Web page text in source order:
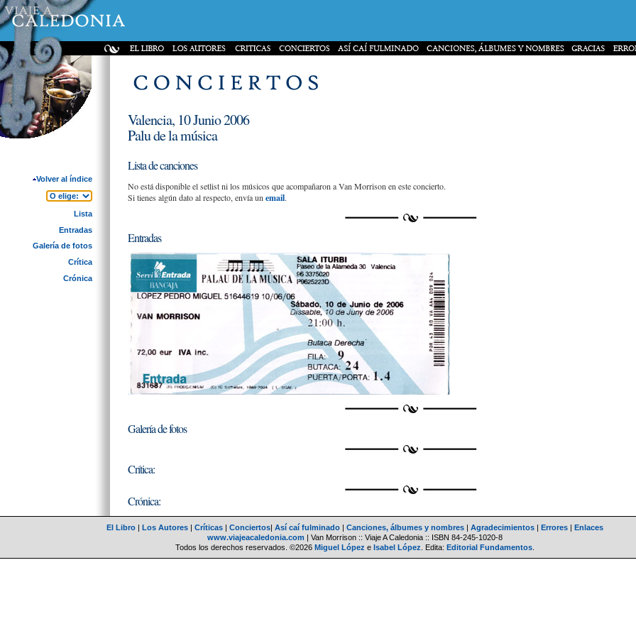
Volver al índice
Lista
Entradas
Galería de fotos
Crítica
Crónica
Valencia, 10 Junio 2006
Palu de la música
Lista de canciones
No está disponible el setlist ni los músicos que acompañaron a Van Morrison en este concierto.
Si tienes algún dato al respecto, envía un email.
Entradas
Galería de fotos
Crítica:
Crónica:
El Libro | Los Autores | Críticas | Conciertos| Así caí fulminado | Canciones, álbumes y nombres | Agradecimientos | Errores | Enlaces
www.viajeacaledonia.com | Van Morrison :: Viaje A Caledonia :: ISBN 84-245-1020-8
Todos los derechos reservados. ©2026 Miguel López e Isabel López . Edita: Editorial Fundamentos